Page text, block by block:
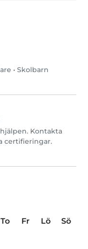
• Skolbarn
Kontakta
certifieringar.
To Fr Lö
Sö